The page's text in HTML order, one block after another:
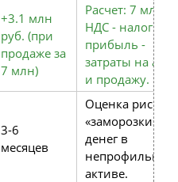
+3.1 млн
руб. (при
продаже за
7 млн)
Расчет: 7 млн -
НДС - налог на
прибыль -
затраты на
и продажу.
3-6
месяцев
Оценка риска
«заморозки»
денег в
непрофильном
активе.